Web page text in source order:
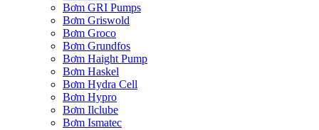
Bơm GRI Pumps
Bơm Griswold
Bơm Groco
Bơm Grundfos
Bơm Haight Pump
Bơm Haskel
Bơm Hydra Cell
Bơm Hypro
Bơm Ilclube
Bơm Ismatec